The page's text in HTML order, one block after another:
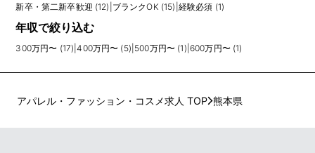
新卒・第二新卒歓迎 (12) ブランクOK (15) 経験必須 (1)
年収で絞り込む
300万円〜 (17) |400万円〜 (5) 500万円〜 (1) 600万円〜 (1)
アパレル・ファッション・コスメ求人 TOP 熊本県